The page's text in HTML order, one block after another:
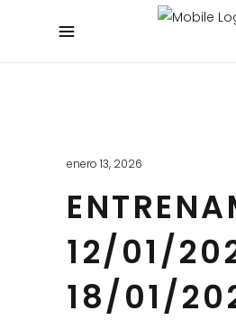
enero 13, 2026
12/01/
18/01/